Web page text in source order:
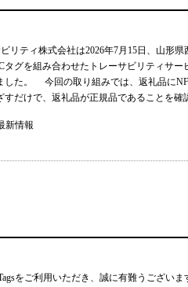
リティ株式会社は2026年7月15日、山形
タグを組み合わせたトレーサビリティサ
した。 今回の取り組みでは、返礼品に
すだけで、返礼品が正規品であることを確
新情報
をご利用いただき、誠に有難うござ